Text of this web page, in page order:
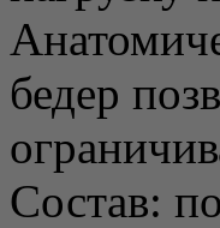
бедер
Состав: